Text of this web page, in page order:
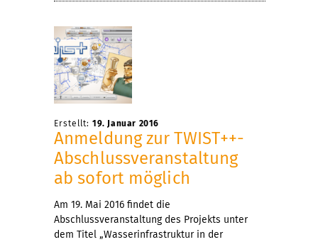
Erstellt: 19. Januar 2016
Anmeldung zur TWIST++-
Abschlussveranstaltung
ab sofort möglich
Am 19. Mai 2016 findet die
Abschlussveranstaltung des Projekts unter
dem Titel „Wasserinfrastruktur in der